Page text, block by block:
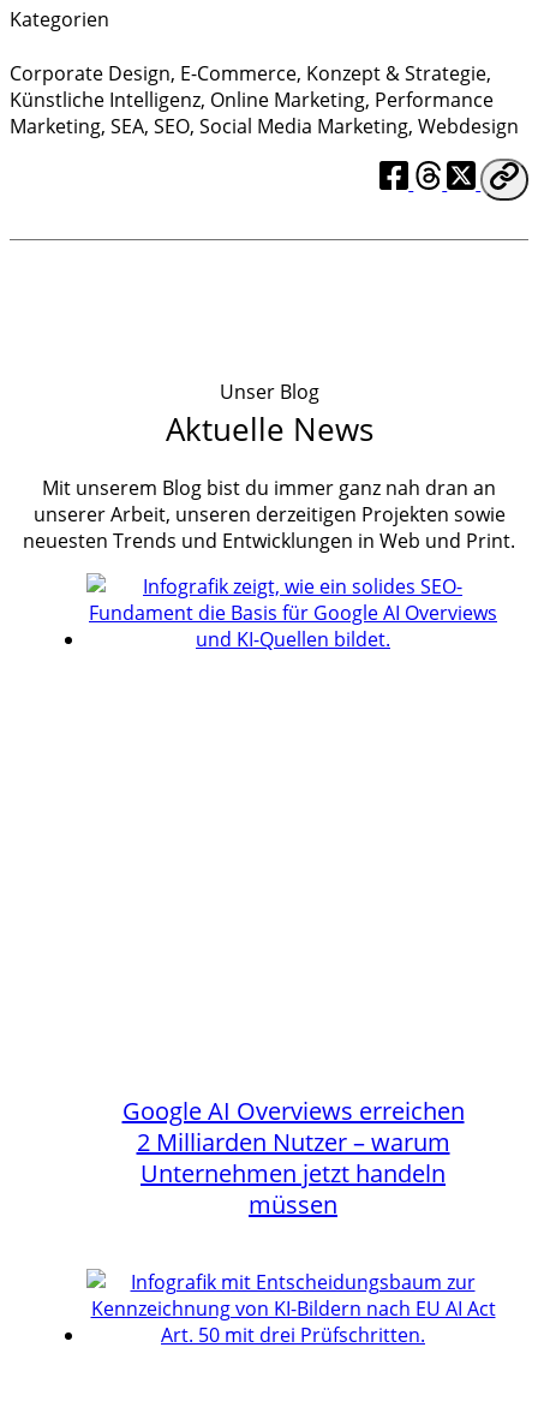
Kategorien
Corporate Design, E-Commerce, Konzept & Strategie,
Künstliche Intelligenz, Online Marketing, Performance
Marketing, SEA, SEO, Social Media Marketing, Webdesign
Unser Blog
Aktuelle News
Mit unserem Blog bist du immer ganz nah dran an
unserer Arbeit, unseren derzeitigen Projekten sowie
neuesten Trends und Entwicklungen in Web und Print.
Google AI Overviews erreichen
2 Milliarden Nutzer – warum
Unternehmen jetzt handeln
müssen